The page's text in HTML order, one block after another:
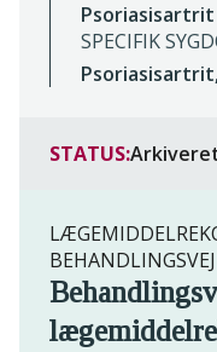
Psoriasisartrit
SPECIFIK
STATUS: